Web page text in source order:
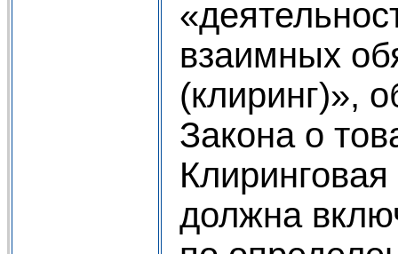
взаимных
(клиринг)»,
Закона о
должна